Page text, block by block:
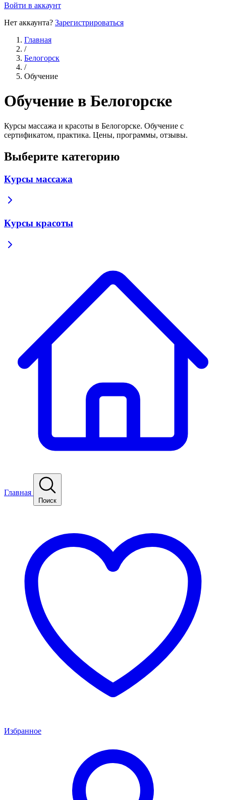
Войти в аккаунт
Нет аккаунта? Зарегистрироваться
Главная
/
Белогорск
/
Обучение
Обучение в Белогорске
Курсы массажа и красоты в Белогорске. Обучение с
сертификатом, практика. Цены, программы, отзывы.
Выберите категорию
Курсы массажа
Курсы красоты
Главная
Поиск
Избранное